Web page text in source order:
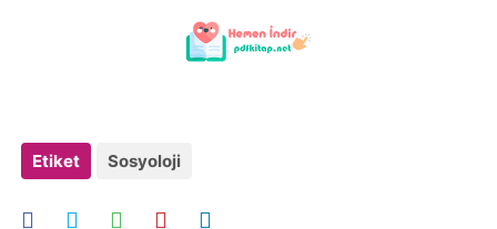
Etiket Sosyoloji